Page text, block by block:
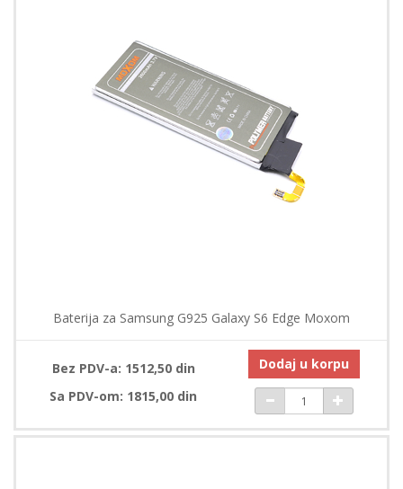
Baterija za Samsung G925 Galaxy S6 Edge Moxom
Bez PDV-a: 1512,50 din
Sa PDV-om: 1815,00 din
Dodaj u korpu